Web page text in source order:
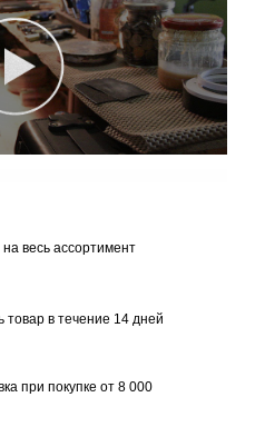
весь ассортимент
товар в течение 14 дней
при покупке от 8 000